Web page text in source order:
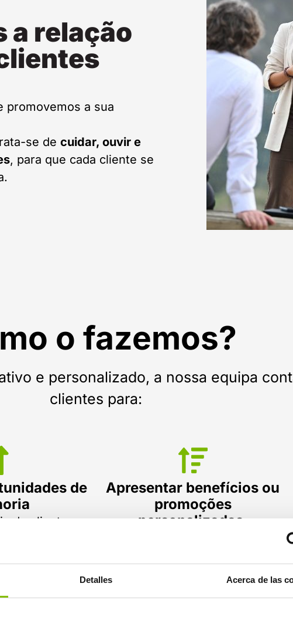
Detalles Acerca de las
a relação
promovemos a sua
se de cuidar, ouvir e
, para que cada cliente se
o fazemos?
e personalizado, a nossa equipa
clientes para:
de
do cliente.
Apresentar benefícios ou
promoções
personalizadas,